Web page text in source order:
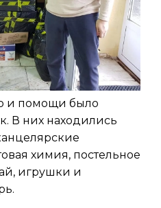
и помощи было
В них находились
химия, постельное
игрушки и